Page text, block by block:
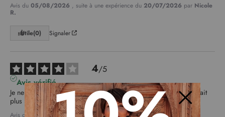
Avis du 05/08/2026 , suite à une expérience du 20/07/2026 par Nicole
R.
Utile(0) Signaler
4/5
Avis vérifié
Je ne m'attendais pas à cette matière et pensais que la couleur était
plus rose poudré. Taille et longueur parfaites!
Avis du 27/07/2026 , suite à une expérience du11/07/2026 parFermer